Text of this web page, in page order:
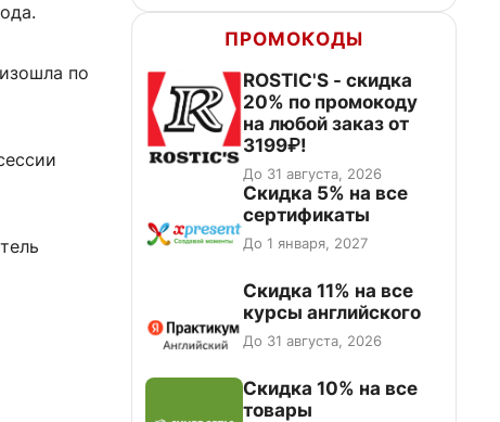
по
ПРОМОКОДЫ
ROSTIC'S - скидка
20% по промокоду
на любой заказ от
3199₽!
До 31 августа, 2026
Скидка 5% на все
сертификаты
До 1 января, 2027
Скидка 11% на все
курсы английского
До 31 августа, 2026
Скидка 10% на все
товары